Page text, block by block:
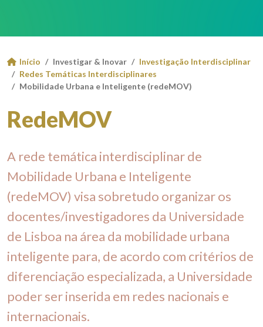
Início Investigar & Inovar
Investigação Interdisciplinar
Redes Temáticas Interdisciplinares
Mobilidade Urbana e Inteligente (redeMOV)
RedeMOV
A rede temática interdisciplinar de
Mobilidade Urbana e Inteligente
(redeMOV) visa sobretudo organizar os
docentes/investigadores da Universidade
de Lisboa na área da mobilidade urbana
inteligente para, de acordo com critérios de
diferenciação especializada, a Universidade
poder ser inserida em redes nacionais e
internacionais.